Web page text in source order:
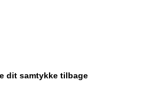
dit samtykke tilbage
2 FVS 2 er velegnet til farvet, behandlet